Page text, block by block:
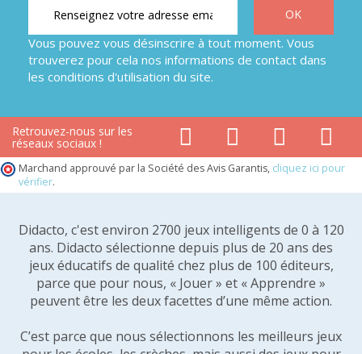
Vous pouvez vous désinscrire à tout moment. Vous
trouverez pour cela nos informations de contact dans
les conditions d'utilisation du site.
Retrouvez-nous sur les
réseaux sociaux !
Marchand approuvé par la Société des Avis Garantis, cliquez ici pour
vérifier.
Didacto, c'est environ 2700 jeux intelligents de 0 à 120
ans. Didacto sélectionne depuis plus de 20 ans des
jeux éducatifs de qualité chez plus de 100 éditeurs,
parce que pour nous, « Jouer » et « Apprendre »
peuvent être les deux facettes d’une même action.
C’est parce que nous sélectionnons les meilleurs jeux